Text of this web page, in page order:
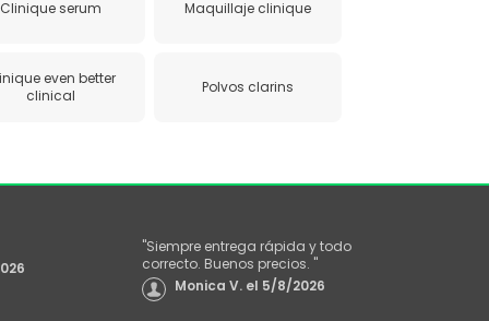
Clinique serum Maquillaje clinique
even better
clinical
Polvos clarins
"Siempre entrega rápida y todo
correcto. Buenos precios. "
Monica V. el 5/8/2026